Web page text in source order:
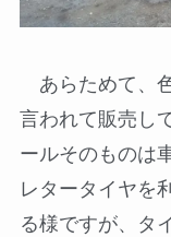
あらためて、
言われて販売し
ールそのものは
レタータイヤを
る様ですが、タ